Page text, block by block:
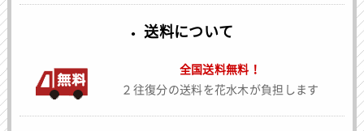
送料について
全国送料無料！
２往復分の送料を花水木が負担します